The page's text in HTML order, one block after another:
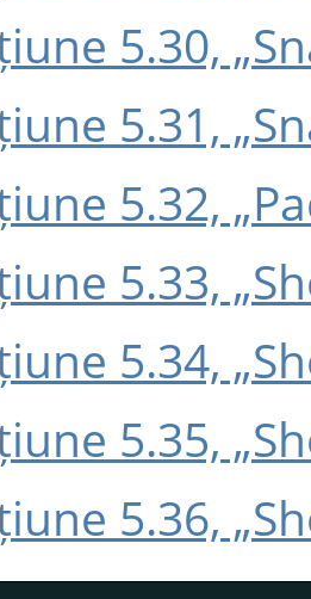
5.30,
5.31,
5.32,
5.33,
5.34,
5.35,
5.36,